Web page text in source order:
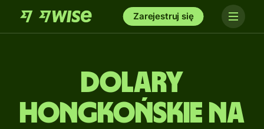
Zarejestruj się
Dolary
hongkońskie na